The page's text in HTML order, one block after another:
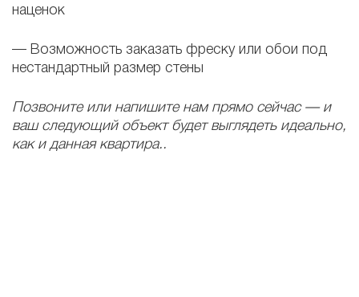
наценок
— Возможность заказать фреску или обои под
нестандартный размер стены
Позвоните или напишите нам прямо сейчас — и
ваш следующий объект будет выглядеть идеально,
как и данная квартира..